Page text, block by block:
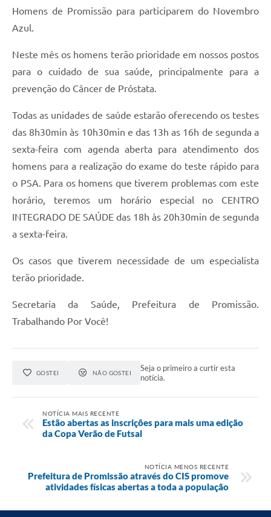
Galeria de Vídeos
Contas Públicas
Serviços Online
Transparência
Notícias
Homens de Promissão para participarem do Novembro
Azul.
Neste mês os homens terão prioridade em nossos postos
para o cuidado de sua saúde, principalmente para a
prevenção do Câncer de Próstata.
Todas as unidades de saúde estarão oferecendo os testes
das 8h30min às 10h30min e das 13h as 16h de segunda a
sexta-feira com agenda aberta para atendimento dos
homens para a realização do exame do teste rápido para
o PSA. Para os homens que tiverem problemas com este
horário, teremos um horário especial no CENTRO
INTEGRADO DE SAÚDE das 18h às 20h30min de segunda
a sexta-feira.
Os casos que tiverem necessidade de um especialista
terão prioridade.
Secretaria da Saúde, Prefeitura de Promissão.
Trabalhando Por Você!
GOSTEI NÃO GOSTEI
Seja o primeiro a curtir esta
notícia.
NOTÍCIA MAIS RECENTE
Estão abertas as inscrições para mais uma edição
da Copa Verão de Futsal
NOTÍCIA MENOS RECENTE
Prefeitura de Promissão através do CIS promove
atividades físicas abertas a toda a população